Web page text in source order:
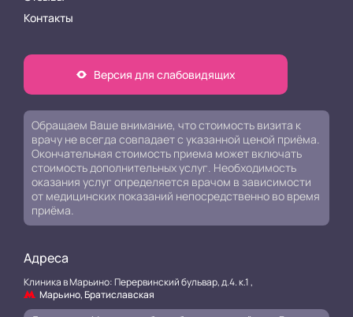
Контакты
Версия для слабовидящих
Обращаем Ваше внимание, что стоимость визита к
врачу не всегда совпадает с указанной ценой приёма.
Окончательная стоимость приема может включать
стоимость дополнительных услуг. Необходимость
оказания услуг определяется врачом в зависимости
от медицинских показаний непосредственно во время
приёма.
Адреса
Клиника в Марьино: Перервинский бульвар, д.4. к.1 ,
Марьино, Братиславская